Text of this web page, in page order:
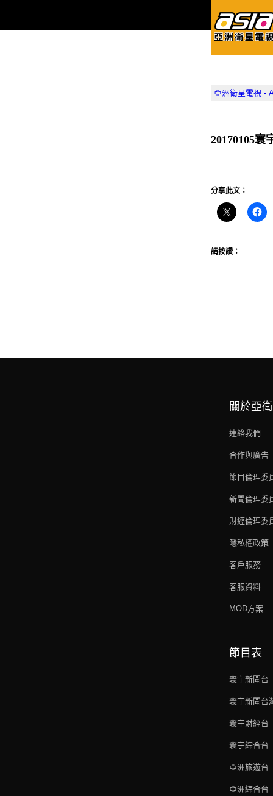
亞洲衛星電視 -
20170105寰
分享此文：
請按讚：
關於亞衛
連絡我們
合作與廣告
節目倫理委
新聞倫理委
財經倫理委
隱私權政策
客戶服務
客服資料
MOD方案
節目表
寰宇新聞台
寰宇新聞台
寰宇財經台
寰宇綜合台
亞洲旅遊台
亞洲綜合台